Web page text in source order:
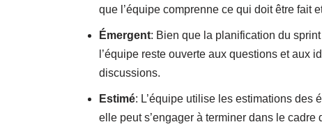
que l’équipe comprenne ce qui doit être fait
Émergent: Bien que la planification du
l’équipe reste ouverte aux questions et aux
discussions.
Estimé: L’équipe utilise les estimations des
elle peut s’engager à terminer dans le cadre